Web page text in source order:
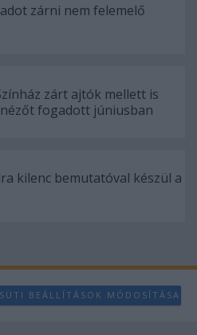
zárni nem felemelő
zárt ajtók mellett is
fogadott júniusban
kilenc bemutatóval készül a
SÜTI BEÁLLÍTÁSOK MÓDOSÍTÁSA